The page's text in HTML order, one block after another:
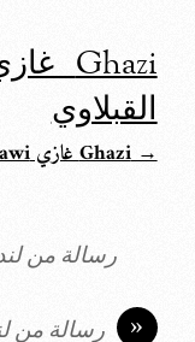
القبلاوي
→ Ghazi غازي Gheblawi القبلاوي
رسالة من
» رسالة من